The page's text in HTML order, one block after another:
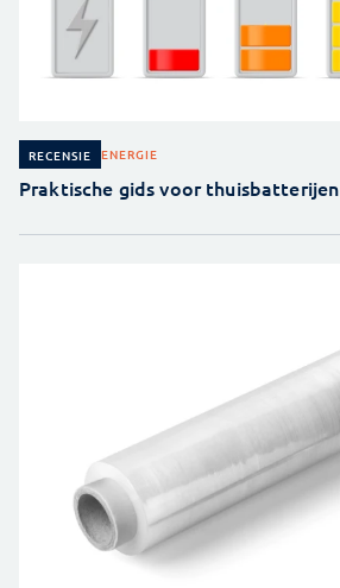
RECENSIE ENERGIE
Praktische gids voor thuisbatterijen